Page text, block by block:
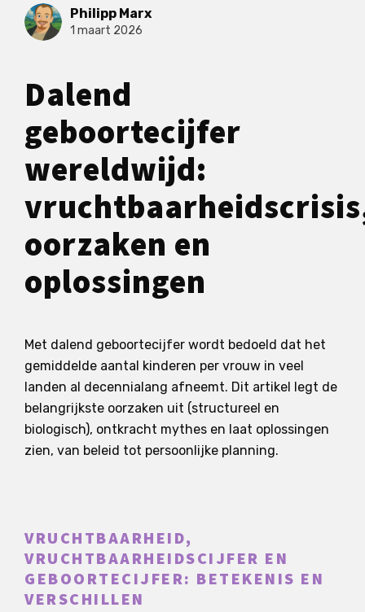
Philipp Marx
1 maart 2026
Dalend
geboortecijfer
wereldwijd:
oorzaken en
oplossingen
Met dalend geboortecijfer wordt bedoeld dat het
gemiddelde aantal kinderen per vrouw in veel
landen al decennialang afneemt. Dit artikel legt de
belangrijkste oorzaken uit (structureel en
biologisch), ontkracht mythes en laat oplossingen
zien, van beleid tot persoonlijke planning.
VRUCHTBAARHEID,
VRUCHTBAARHEIDSCIJFER EN
GEBOORTECIJFER: BETEKENIS EN
VERSCHILLEN